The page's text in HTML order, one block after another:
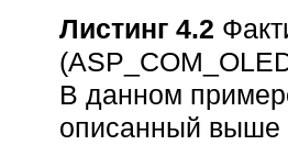
Листинг 4.2
В данном
описанный выше